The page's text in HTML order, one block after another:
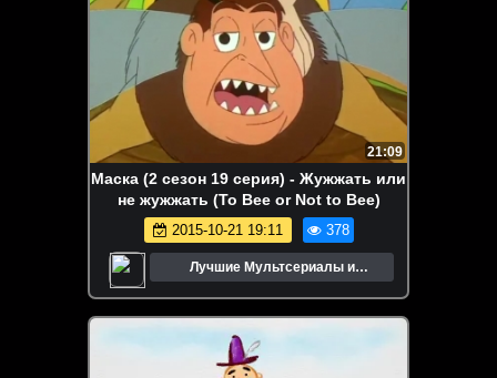
21:09
Маска (2 сезон 19 серия) - Жужжать или
не жужжать (To Bee or Not to Bee)
2015-10-21 19:11 378
Лучшие Мультсериалы и